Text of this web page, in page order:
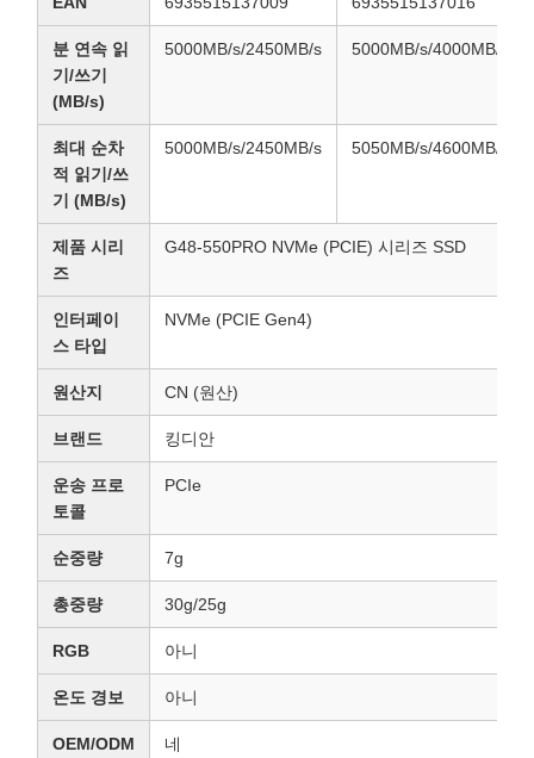
분 연속 읽
기/쓰기
(MB/s)
5000MB/s/2450MB/s 5000MB/s/4000MB/s
최대 순차
적 읽기/쓰
기 (MB/s)
5000MB/s/2450MB/s 5050MB/s/4600MB/s
제품 시리
즈
G48-550PRO NVMe (PCIE) 시리즈 SSD
인터페이
스 타입
NVMe (PCIE Gen4)
원산지 CN (원산)
브랜드 킹디안
운송 프로
토콜
PCIe
순중량 7g
총중량 30g/25g
RGB 아니
온도 경보 아니
OEM/ODM 네